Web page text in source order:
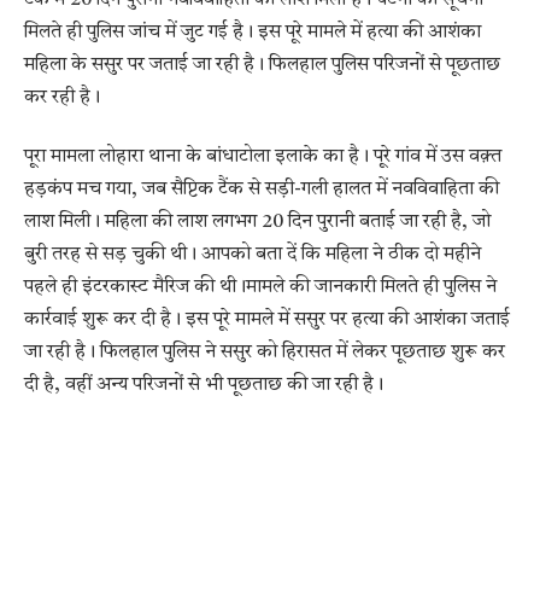
मिलते ही पुलिस जांच में जुट गई है। इस पूरे मामले में हत्या की आशंका
महिला के ससुर पर जताई जा रही है। फिलहाल पुलिस परिजनों से पूछताछ
कर रही है।
पूरा मामला लोहारा थाना के बांधाटोला इलाके का है। पूरे गांव में उस वक़्त
हड़कंप मच गया, जब सैप्टिक टैंक से सड़ी-गली हालत में नवविवाहिता की
लाश मिली। महिला की लाश लगभग 20 दिन पुरानी बताई जा रही है, जो
बुरी तरह से सड़ चुकी थी। आपको बता दें कि महिला ने ठीक दो महीने
पहले ही इंटरकास्ट मैरिज की थी।मामले की जानकारी मिलते ही पुलिस ने
कार्रवाई शुरू कर दी है। इस पूरे मामले में ससुर पर हत्या की आशंका जताई
जा रही है। फिलहाल पुलिस ने ससुर को हिरासत में लेकर पूछताछ शुरू कर
दी है, वहीं अन्य परिजनों से भी पूछताछ की जा रही है।